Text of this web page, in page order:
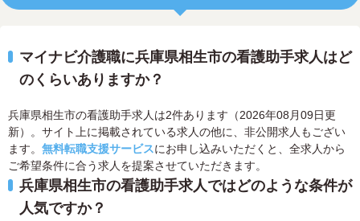
マイナビ介護職に兵庫県相生市の看護助手求人はど
のくらいありますか？
兵庫県相生市の看護助手求人は2件あります（2026年08月09日更
新）。サイト上に掲載されている求人の他に、非公開求人もござい
ます。 無料転職支援サービスにお申し込みいただくと、全求人から
ご希望条件に合う求人を提案させていただきます。
兵庫県相生市の看護助手求人ではどのような条件が
人気ですか？